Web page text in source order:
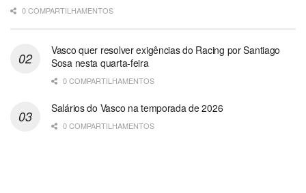
0 COMPARTILHAMENTOS
Vasco quer resolver exigências do Racing por Santiago
Sosa nesta quarta-feira
0 COMPARTILHAMENTOS
Salários do Vasco na temporada de 2026
0 COMPARTILHAMENTOS